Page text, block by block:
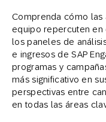
Comprenda cómo las
equipo repercuten
los paneles de
e ingresos de SAP
programas y
más significativo en
perspectivas entre
en todas las áreas